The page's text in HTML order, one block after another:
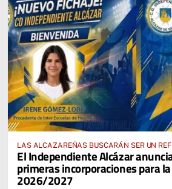
LAS ALCAZAREÑAS BUSCARÁN SER UN
AUTONÓMICA PREFERENTE FEMENINA
El Independiente Alcázar
primeras incorporaciones para
2026/2027